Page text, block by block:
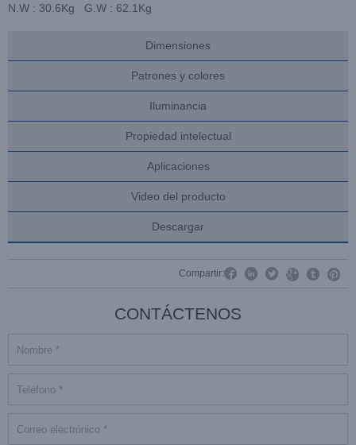
N.W : 30.6Kg G.W : 62.1Kg
Dimensiones
Patrones y colores
Iluminancia
Propiedad intelectual
Aplicaciones
Video del producto
Descargar
Compartir:     
CONTÁCTENOS